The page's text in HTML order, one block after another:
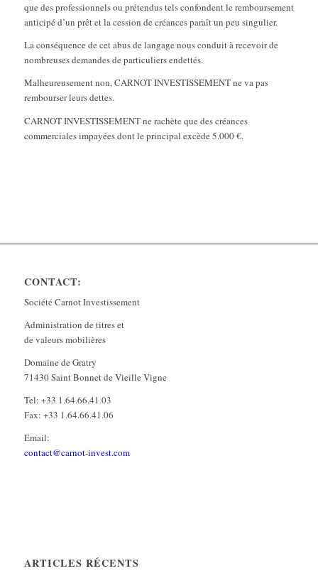
que des professionnels ou prétendus tels confondent le remboursement
anticipé d’un prêt et la cession de créances paraît un peu singulier.
La conséquence de cet abus de langage nous conduit à recevoir de
nombreuses demandes de particuliers endettés.
Malheureusement non, CARNOT INVESTISSEMENT ne va pas
rembourser leurs dettes.
CARNOT INVESTISSEMENT ne rachète que des créances
commerciales impayées dont le principal excède 5.000 €.
CONTACT:
Société Carnot Investissement
Administration de titres et
de valeurs mobilières
Domaine de Gratry
71430 Saint Bonnet de Vieille Vigne
Tel: +33 1.64.66.41.03
Fax: +33 1.64.66.41.06
Email:
contact@carnot-invest.com
ARTICLES RÉCENTS